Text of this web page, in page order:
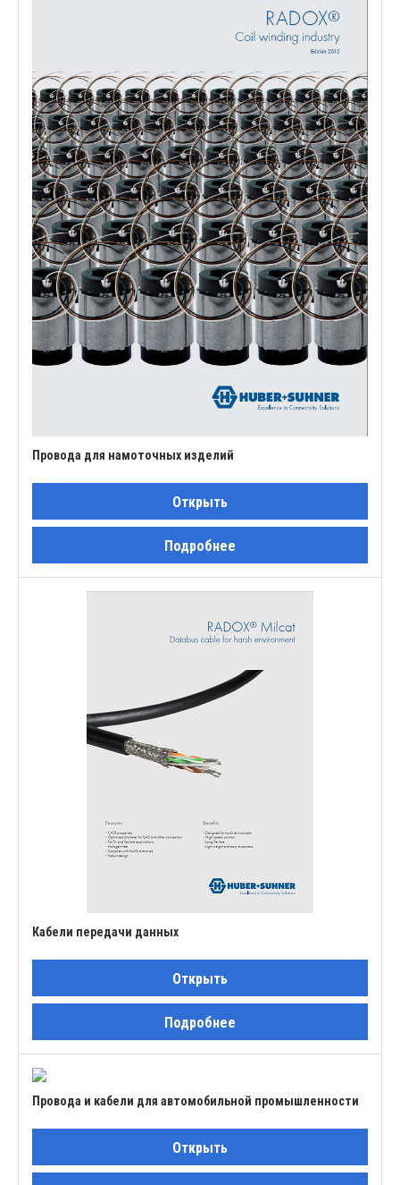
Провода для намоточных изделий
Открыть
Подробнее
Кабели передачи данных
Открыть
Подробнее
Провода и кабели для автомобильной промышленности
Открыть